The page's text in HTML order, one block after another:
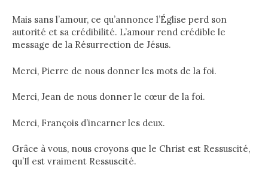
Mais sans l’amour, ce qu’annonce l’Église perd son
autorité et sa crédibilité. L’amour rend crédible le
message de la Résurrection de Jésus.
Merci, Pierre de nous donner les mots de la foi.
Merci, Jean de nous donner le cœur de la foi.
Merci, François d’incarner les deux.
Grâce à vous, nous croyons que le Christ est Ressuscité,
qu’Il est vraiment Ressuscité.